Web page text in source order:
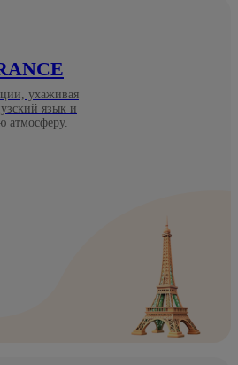
ухаживая
язык и
атмосферу.